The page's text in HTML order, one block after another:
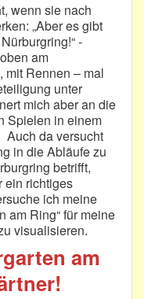
wenn sie nach
„Aber es gibt
-
am
mit Rennen – mal
unter
mich aber an die
Spielen in einem
Auch da versucht
in die Abläufe zu
betrifft,
ein richtiges
ich meine
am Ring“ für meine
visualisieren.
am